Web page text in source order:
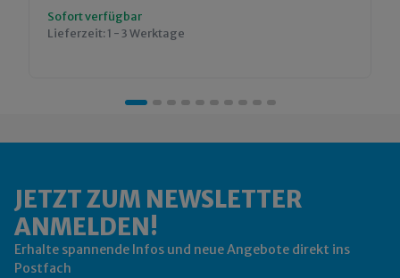
Sofort verfügbar
Lieferzeit:1 - 3 Werktage
JETZT ZUM NEWSLETTER
ANMELDEN!
Erhalte spannende Infos und neue Angebote direkt ins
Postfach